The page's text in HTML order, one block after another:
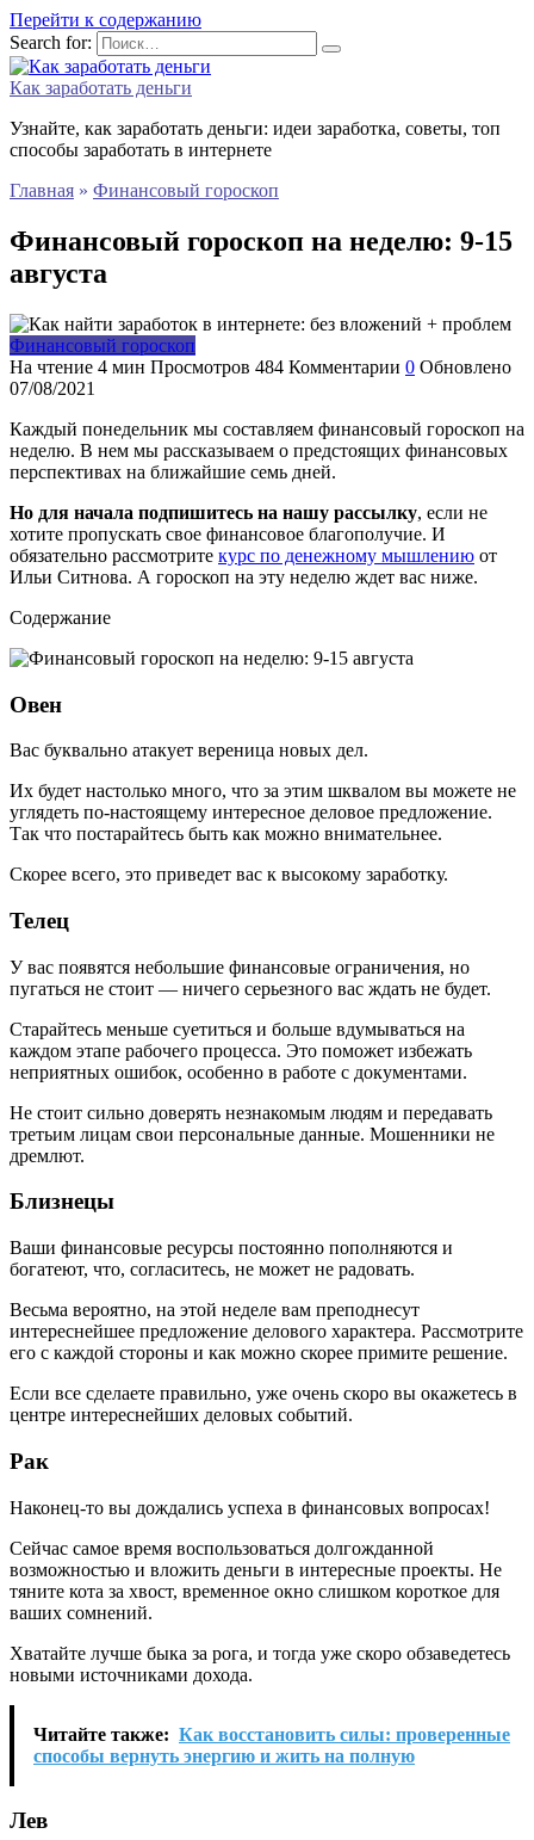
Перейти к содержанию
Search for:
Как заработать деньги
Узнайте, как заработать деньги: идеи заработка, советы, топ
способы заработать в интернете
Главная » Финансовый гороскоп
Финансовый гороскоп на неделю: 9-15
августа
Финансовый гороскоп
На чтение 4 мин Просмотров 484 Комментарии 0 Обновлено
07/08/2021
Каждый понедельник мы составляем финансовый гороскоп на
неделю. В нем мы рассказываем о предстоящих финансовых
перспективах на ближайшие семь дней.
Но для начала подпишитесь на нашу рассылку, если не
хотите пропускать свое финансовое благополучие. И
обязательно рассмотрите курс по денежному мышлению от
Ильи Ситнова. А гороскоп на эту неделю ждет вас ниже.
Содержание
Овен
Вас буквально атакует вереница новых дел.
Их будет настолько много, что за этим шквалом вы можете не
углядеть по-настоящему интересное деловое предложение.
Так что постарайтесь быть как можно внимательнее.
Скорее всего, это приведет вас к высокому заработку.
Телец
У вас появятся небольшие финансовые ограничения, но
пугаться не стоит — ничего серьезного вас ждать не будет.
Старайтесь меньше суетиться и больше вдумываться на
каждом этапе рабочего процесса. Это поможет избежать
неприятных ошибок, особенно в работе с документами.
Не стоит сильно доверять незнакомым людям и передавать
третьим лицам свои персональные данные. Мошенники не
дремлют.
Близнецы
Ваши финансовые ресурсы постоянно пополняются и
богатеют, что, согласитесь, не может не радовать.
Весьма вероятно, на этой неделе вам преподнесут
интереснейшее предложение делового характера. Рассмотрите
его с каждой стороны и как можно скорее примите решение.
Если все сделаете правильно, уже очень скоро вы окажетесь в
центре интереснейших деловых событий.
Рак
Наконец-то вы дождались успеха в финансовых вопросах!
Сейчас самое время воспользоваться долгожданной
возможностью и вложить деньги в интересные проекты. Не
тяните кота за хвост, временное окно слишком короткое для
ваших сомнений.
Хватайте лучше быка за рога, и тогда уже скоро обзаведетесь
новыми источниками дохода.
Читайте также: Как восстановить силы: проверенные
способы вернуть энергию и жить на полную
Лев